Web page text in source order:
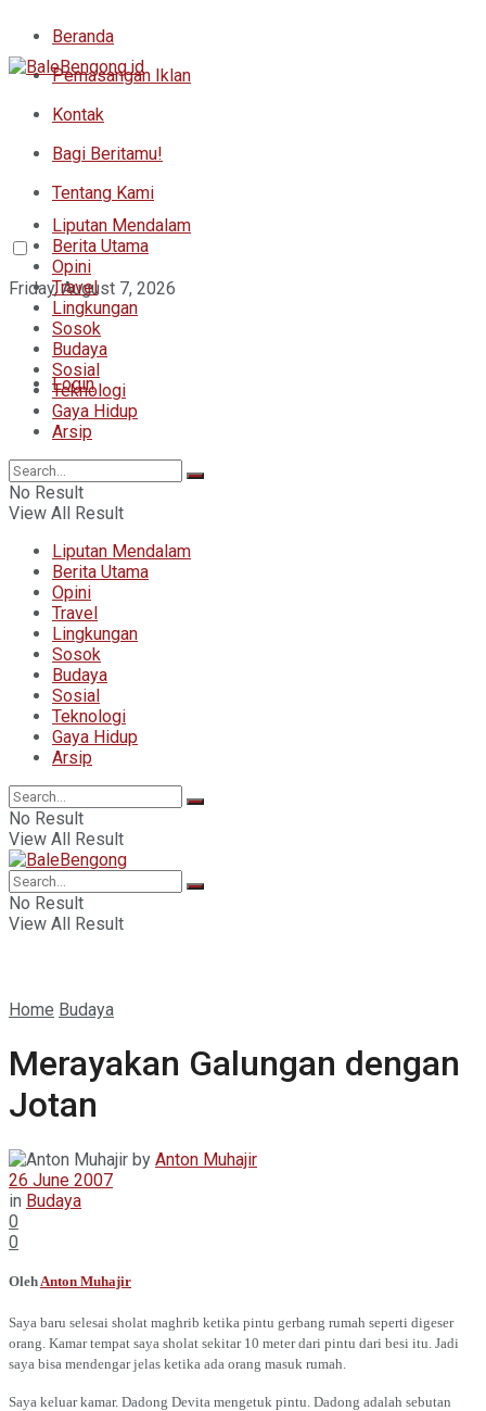
Beranda
Pemasangan Iklan
Kontak
Bagi Beritamu!
Tentang Kami
Friday, August 7, 2026
Login
Liputan Mendalam
Berita Utama
Opini
Travel
Lingkungan
Sosok
Budaya
Sosial
Teknologi
Gaya Hidup
Arsip
No Result
View All Result
Liputan Mendalam
Berita Utama
Opini
Travel
Lingkungan
Sosok
Budaya
Sosial
Teknologi
Gaya Hidup
Arsip
No Result
View All Result
No Result
View All Result
Home Budaya
Merayakan Galungan dengan
Jotan
by Anton Muhajir
26 June 2007
in Budaya
0
0
Oleh Anton Muhajir
Saya baru selesai sholat maghrib ketika pintu gerbang rumah seperti digeser
orang. Kamar tempat saya sholat sekitar 10 meter dari pintu dari besi itu. Jadi
saya bisa mendengar jelas ketika ada orang masuk rumah.
Saya keluar kamar. Dadong Devita mengetuk pintu. Dadong adalah sebutan